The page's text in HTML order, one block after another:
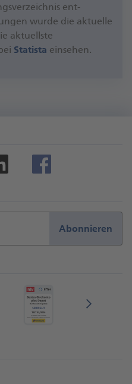
ent­
wurde die aktuelle
aktuellste
Statista einsehen.
Abonnieren